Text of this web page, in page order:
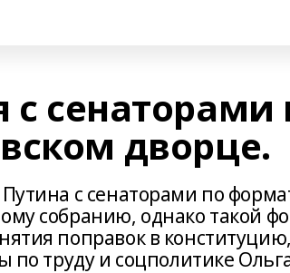
с сенаторами
дворце.
с сенаторами по
собранию, однако такой
поправок в
по труду и соцполитике